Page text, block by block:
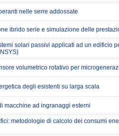
nelle serre addossate
ibrido serie e simulazione delle
solari passivi applicati ad un edificio
volumetrico rotativo per
degli esistenti su larga scala
macchine ad ingranaggi esterni
metodologie di calcolo dei consumi